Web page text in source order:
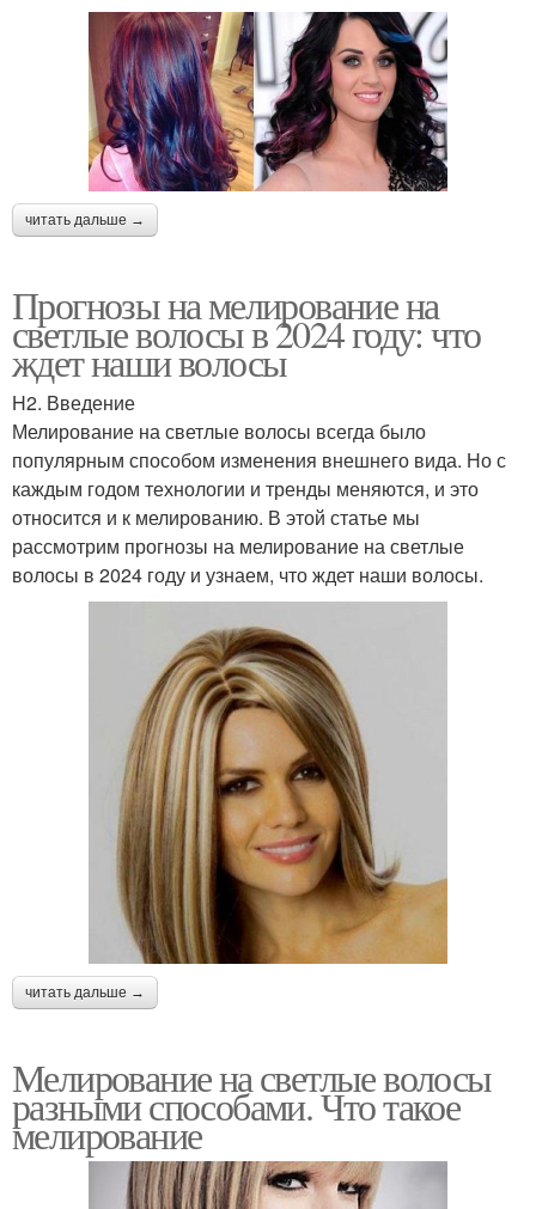
читать дальше →
Прогнозы на мелирование на
светлые волосы в 2024 году: что
ждет наши волосы
H2. Введение
Мелирование на светлые волосы всегда было
популярным способом изменения внешнего вида. Но с
каждым годом технологии и тренды меняются, и это
относится и к мелированию. В этой статье мы
рассмотрим прогнозы на мелирование на светлые
волосы в 2024 году и узнаем, что ждет наши волосы.
читать дальше →
Мелирование на светлые волосы
разными способами. Что такое
мелирование